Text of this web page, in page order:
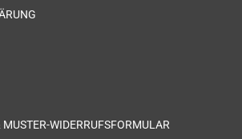
WIDERRUFSFORMULAR